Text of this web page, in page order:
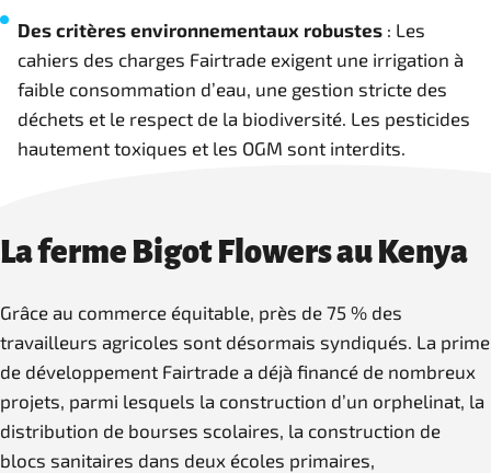
Des critères environnementaux robustes : Les
cahiers des charges Fairtrade exigent une irrigation à
faible consommation d’eau, une gestion stricte des
déchets et le respect de la biodiversité. Les pesticides
hautement toxiques et les OGM sont interdits.
La ferme Bigot Flowers au Kenya
Grâce au commerce équitable, près de 75 % des
travailleurs agricoles sont désormais syndiqués. La prime
de développement Fairtrade a déjà financé de nombreux
projets, parmi lesquels la construction d’un orphelinat, la
distribution de bourses scolaires, la construction de
blocs sanitaires dans deux écoles primaires,